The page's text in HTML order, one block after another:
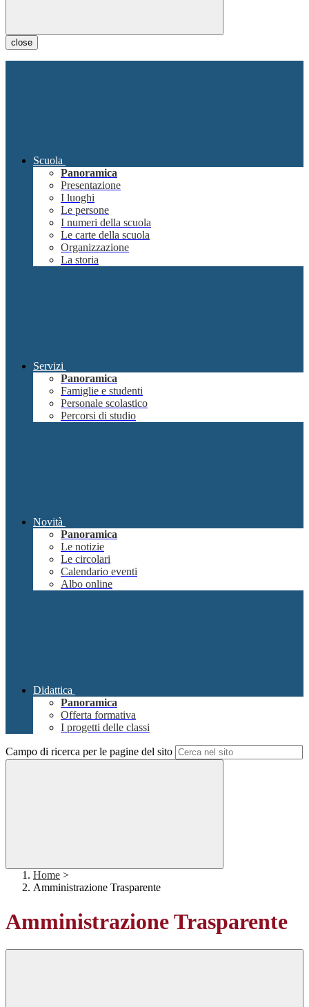
close
Scuola
Panoramica
Presentazione
I luoghi
Le persone
I numeri della scuola
Le carte della scuola
Organizzazione
La storia
Servizi
Panoramica
Famiglie e studenti
Personale scolastico
Percorsi di studio
Novità
Panoramica
Le notizie
Le circolari
Calendario eventi
Albo online
Didattica
Panoramica
Offerta formativa
I progetti delle classi
Campo di ricerca per le pagine del sito
Home >
Amministrazione Trasparente
Amministrazione Trasparente